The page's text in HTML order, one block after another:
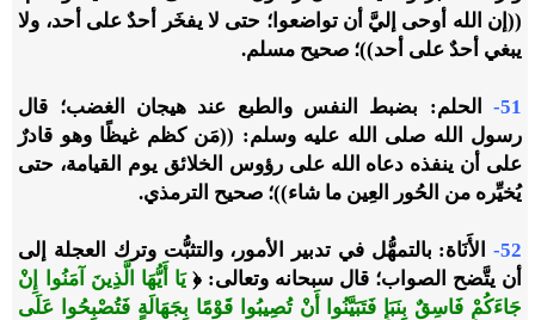
((إن الله أوحى إليَّ أن تواضعوا؛ حتى لا يفخَر أحدٌ على أحد، ولا
يبغي أحدٌ على أحد))؛ صحيح مسلم.
51-
الحلم: بضبط النفس والطبع عند هيجان الغضب؛ قال
رسول الله صلى الله عليه وسلم: ((مَن كظم غيظًا وهو قادرٌ
على أن ينفذه دعاه الله على رؤوس الخلائق يوم القيامة، حتى
يُخيِّره من الحُور العِين ما شاء))؛ صحيح الترمذي.
52-
الأَنَاة: بالتمهُّل في تدبير الأمور، والتثبُّت وترك العجلة إلى
أن يتَّضح الصواب؛ قال سبحانه وتعالى: ﴿يَا أَيُّهَا الَّذِينَ آمَنُوا إِنْ
جَاءَكُمْ فَاسِقٌ بِنَبَإٍ فَتَبَيَّنُوا أَنْ تُصِيبُوا قَوْمًا بِجَهَالَةٍ فَتُصْبِحُوا عَلَى